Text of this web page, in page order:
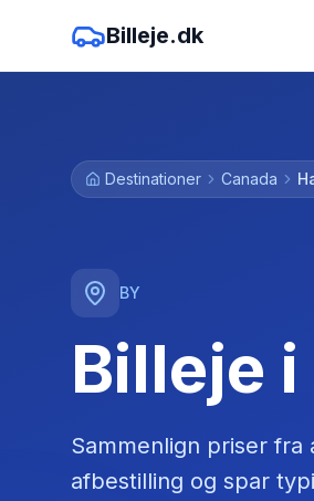
Billeje.dk
Destinationer Canada
BY
Billeje
Sammenlign priser fra
afbestilling og spar